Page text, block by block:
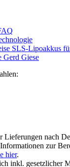
SLS-Lipoakkus
Gerd Giese
Lieferungen nach
zur
hier.
inkl. gesetzlicher